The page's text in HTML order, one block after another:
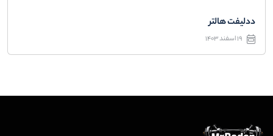
ددلیفت هالتر
19 اسفند 1403